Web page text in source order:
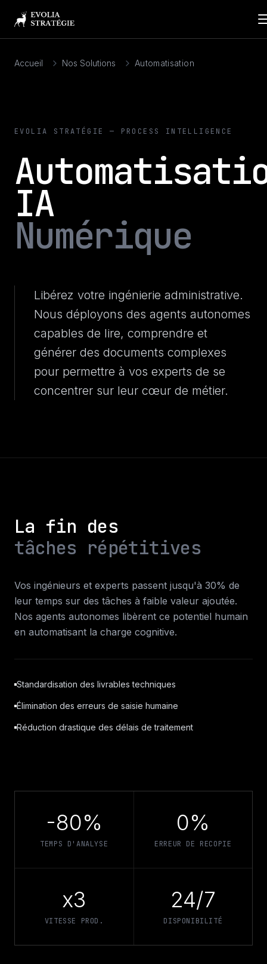
Accueil Nos Solutions Automatisation
EVOLIA STRATÉGIE — PROCESS INTELLIGENCE
IA
Numérique
Libérez votre ingénierie administrative.
Nous déployons des agents autonomes
capables de lire, comprendre et
générer des documents complexes
pour permettre à vos experts de se
concentrer sur leur cœur de métier.
La fin des
tâches répétitives
Vos ingénieurs et experts passent jusqu'à 30% de
leur temps sur des tâches à faible valeur ajoutée.
Nos agents autonomes libèrent ce potentiel humain
en automatisant la charge cognitive.
Standardisation des livrables techniques
Élimination des erreurs de saisie humaine
Réduction drastique des délais de traitement
-80%
TEMPS D'ANALYSE
0%
ERREUR DE RECOPIE
x3
VITESSE PROD.
24/7
DISPONIBILITÉ